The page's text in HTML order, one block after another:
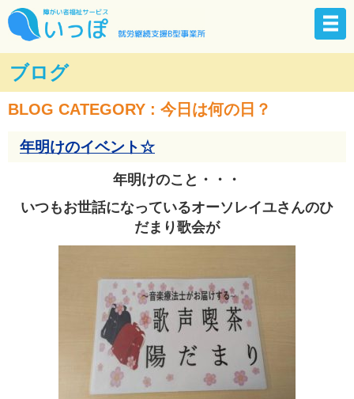
ブログ
BLOG CATEGORY : 今日は何の日？
年明けのイベント☆
年明けのこと・・・
いつもお世話になっているオーソレイユさんのひ
だまり歌会が